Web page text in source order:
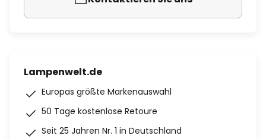
Lampenwelt.de
Europas größte Markenauswahl
50 Tage kostenlose Retoure
Seit 25 Jahren Nr. 1 in Deutschland